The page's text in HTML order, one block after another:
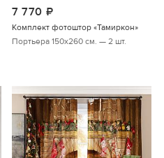
7 770
Комплект фотоштор «Тамиркон»
Портьера 150х260 см. — 2 шт.